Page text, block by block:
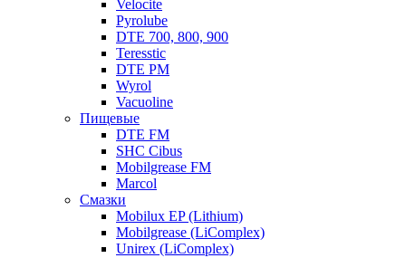
Velocite
Pyrolube
DTE 700, 800, 900
Teresstic
DTE PM
Wyrol
Vacuoline
Пищевые
DTE FM
SHC Cibus
Mobilgrease FM
Marcol
Смазки
Mobilux EP (Lithium)
Mobilgrease (LiComplex)
Unirex (LiComplex)